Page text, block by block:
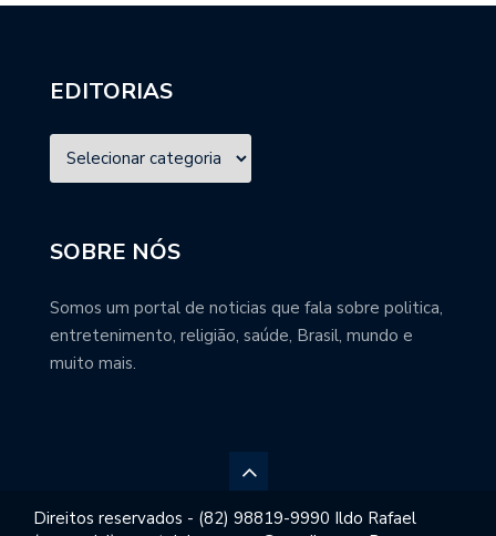
EDITORIAS
SOBRE NÓS
Somos um portal de noticias que fala sobre politica,
entretenimento, religião, saúde, Brasil, mundo e
muito mais.
Direitos reservados - (82) 98819-9990 Ildo Rafael